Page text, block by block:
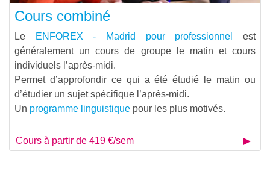
Cours combiné
Le ENFOREX - Madrid pour professionnel
est
généralement un cours de groupe le matin et cours
individuels l’après-midi.
Permet d’approfondir ce qui a été étudié le matin ou
d’étudier un sujet spécifique l’après-midi.
Un programme linguistique pour les plus motivés.
Cours à partir de 419 €/sem